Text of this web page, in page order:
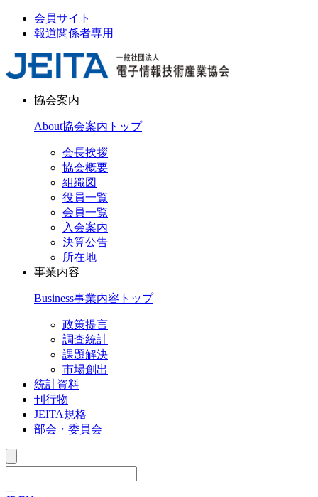
会員サイト
報道関係者専用
協会案内
About協会案内トップ
会長挨拶
協会概要
組織図
役員一覧
会員一覧
入会案内
決算公告
所在地
事業内容
Business事業内容トップ
政策提言
調査統計
課題解決
市場創出
統計資料
刊行物
JEITA規格
部会・委員会